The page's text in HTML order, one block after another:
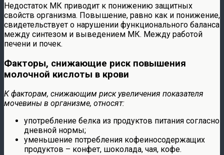
Недостаток МК приводит к понижению защитных
свойств организма. Повышение, равно как и понижение,
свидетельствует о нарушении функционального баланса
между синтезом и выведением МК. Между работой
печени и почек.
Факторы, снижающие риск повышения
молочной кислоты в крови
К факторам, снижающим риск увеличения показателя
мочевины в организме, относят:
употребление белка из продуктов питания согласно
дневной нормы;
уменьшение потребления кофеиносодержащих
продуктов – конфет, шоколада, чая, кофе.